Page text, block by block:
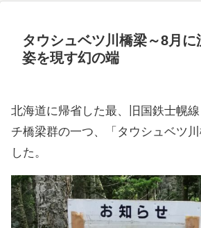
タウシュベツ川橋梁～8月に
姿を現す幻の端
北海道に帰省した最、旧国鉄士幌
チ橋梁群の一つ、「タウシュベツ
した。